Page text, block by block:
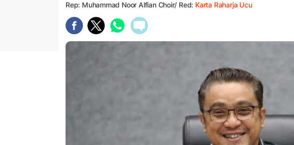
Rep: Muhammad Noor Alfian Choir/ Red: Karta Raharja Ucu